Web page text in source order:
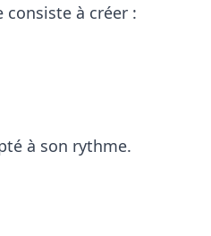
consiste à créer :
à son rythme.